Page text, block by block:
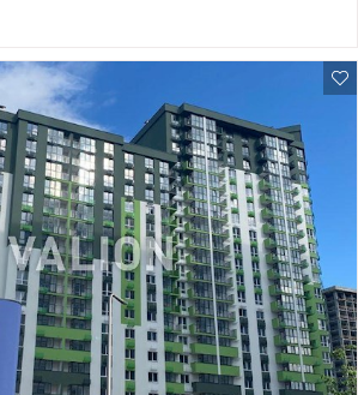
кухня, побутова техніка, 5 зон теплої
будується метро, поруч з
Цена 144000 у.о, 0503932257 Мария.